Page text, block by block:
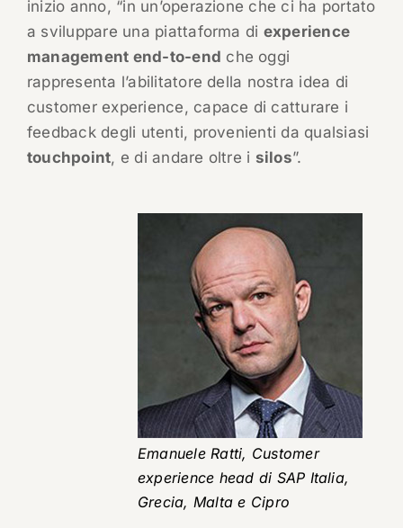
inizio anno, “in un’operazione che ci ha portato
a sviluppare una piattaforma di experience
management end-to-end che oggi
rappresenta l’abilitatore della nostra idea di
customer experience, capace di catturare i
feedback degli utenti, provenienti da qualsiasi
touchpoint, e di andare oltre i silos”.
Emanuele Ratti, Customer
experience head di SAP Italia,
Grecia, Malta e Cipro